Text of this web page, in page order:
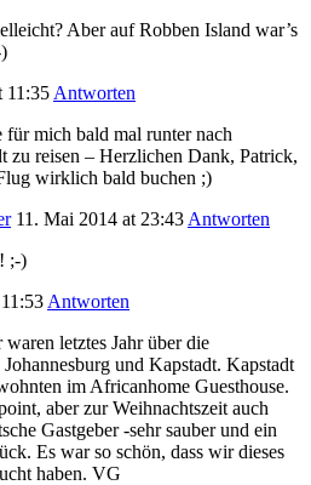
Aber auf Robben Island war’s
11:35 Antworten
für mich bald mal runter nach
zu reisen – Herzlichen Dank, Patrick,
wirklich bald buchen ;)
11. Mai 2014 at 23:43 Antworten
;-)
Antworten
letztes Jahr über die
und Kapstadt. Kapstadt
im Africanhome Guesthouse.
aber zur Weihnachtszeit auch
Gastgeber -sehr sauber und ein
Es war so schön, dass wir dieses
haben. VG